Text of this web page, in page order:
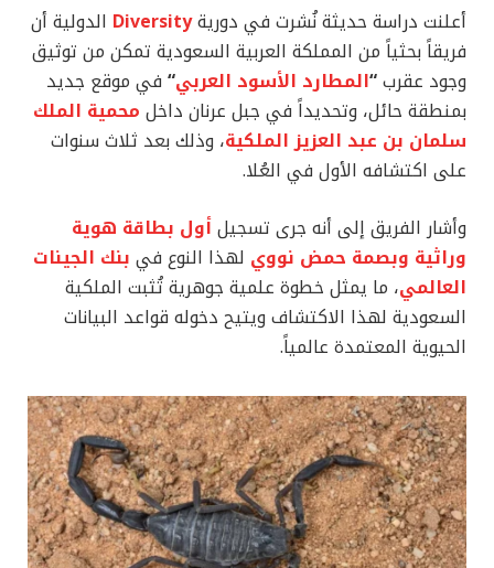
أعلنت دراسة حديثة نُشرت في دوريةDiversity الدولية أن
فريقاً بحثياً من المملكة العربية السعودية تمكن من توثيق
وجود عقرب“المطارد الأسود العربي“ في موقع جديد
بمنطقة حائل، وتحديداً في جبل عرنان داخل محمية الملك
سلمان بن عبد العزيز الملكية، وذلك بعد ثلاث سنوات
على اكتشافه الأول في العُلا.
وأشار الفريق إلى أنه جرى تسجيلأول بطاقة هوية
وراثية وبصمة حمض نووي لهذا النوع في بنك الجينات
العالمي، ما يمثل خطوة علمية جوهرية تُثبت الملكية
السعودية لهذا الاكتشاف ويتيح دخوله قواعد البيانات
الحيوية المعتمدة عالمياً.